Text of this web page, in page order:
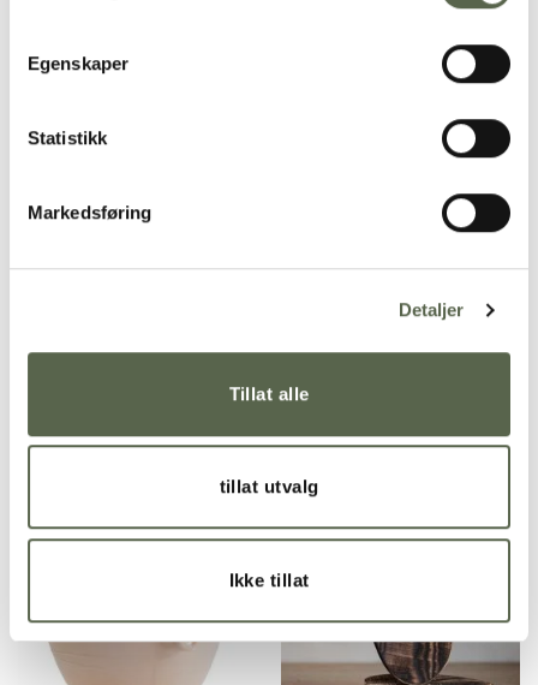
Egenskaper
Statistikk
Markedsføring
Detaljer
Tillat alle
tillat utvalg
Ikke tillat
RELATED PRODUCTS
Add to
wishlist